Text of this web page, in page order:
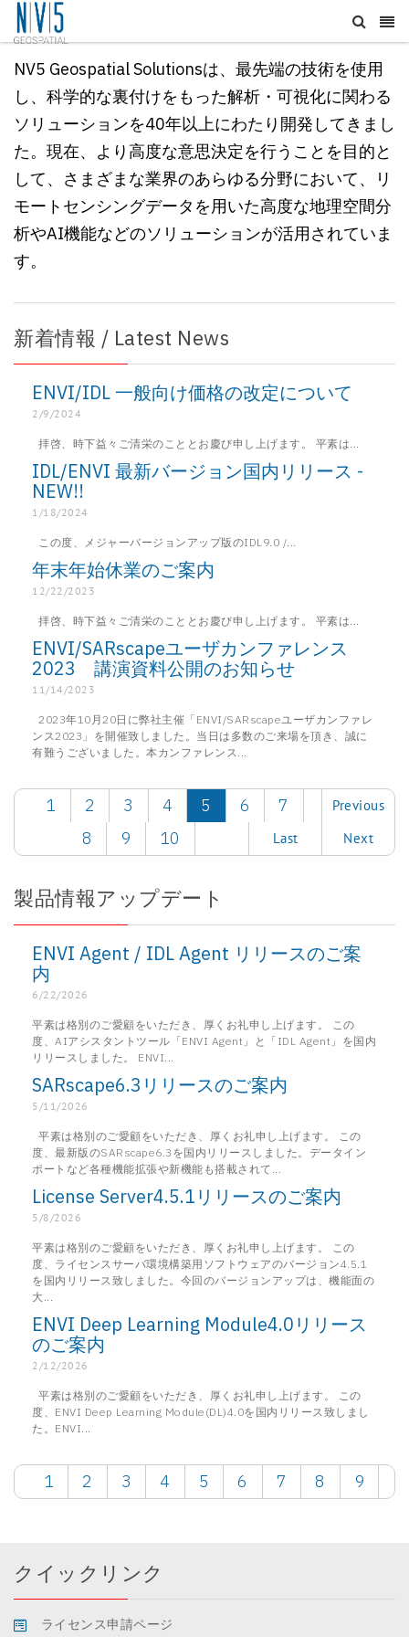
NV5 Geospatial Solutionsは、最先端の技術を使用
し、科学的な裏付けをもった解析・可視化に関わる
ソリューションを40年以上にわたり開発してきまし
た。現在、 より高度な意思決定を行うことを目的と
して、 さまざまな業界のあらゆる分野において、リ
モートセンシングデータを用いた高度な地理空間分
析やAI機能などのソリューションが活用されていま
す。
新着情報 / Latest News
ENVI/IDL 一般向け価格の改定について
2/9/2024
拝啓、時下益々ご清栄のこととお慶び申し上げます。 平素は...
IDL/ENVI 最新バージョン国内リリース -
NEW!!
1/18/2024
この度、メジャーバージョンアップ版のIDL9.0 /...
年末年始休業のご案内
12/22/2023
拝啓、時下益々ご清栄のこととお慶び申し上げます。 平素は...
ENVI/SARscapeユーザカンファレンス
2023 講演資料公開のお知らせ
11/14/2023
2023年10月20日に弊社主催「ENVI/SARscapeユーザカンファレ
ンス2023」を開催致しました。当日は多数のご来場を頂き、誠に
有難うございました。本カンファレンス...
Previous
1 2 3 4 5 6
7
8
9 10 Next
Last
製品情報アップデート
ENVI Agent / IDL Agent リリースのご案
内
6/22/2026
平素は格別のご愛顧をいただき、厚くお礼申し上げます。 この
度、AIアシスタントツール「ENVI Agent」と「IDL Agent」を国内
リリースしました。 ENVI...
SARscape6.3リリースのご案内
5/11/2026
平素は格別のご愛顧をいただき、厚くお礼申し上げます。 この
度、最新版のSARscape6.3を国内リリースしました。データイン
ポートなど各種機能拡張や新機能も搭載されて...
License Server4.5.1リリースのご案内
5/8/2026
平素は格別のご愛顧をいただき、厚くお礼申し上げます。 この
度、ライセンスサーバ環境構築用ソフトウェアのバージョン4.5.1
を国内リリース致しました。今回のバージョンアップは、機能面の
大...
ENVI Deep Learning Module4.0リリース
のご案内
2/12/2026
平素は格別のご愛顧をいただき、厚くお礼申し上げます。 この
度、ENVI Deep Learning Module(DL)4.0を国内リリース致しまし
た。ENVI...
1 2 3 4 5 6 7 8 9
クイックリンク
ライセンス申請ページ